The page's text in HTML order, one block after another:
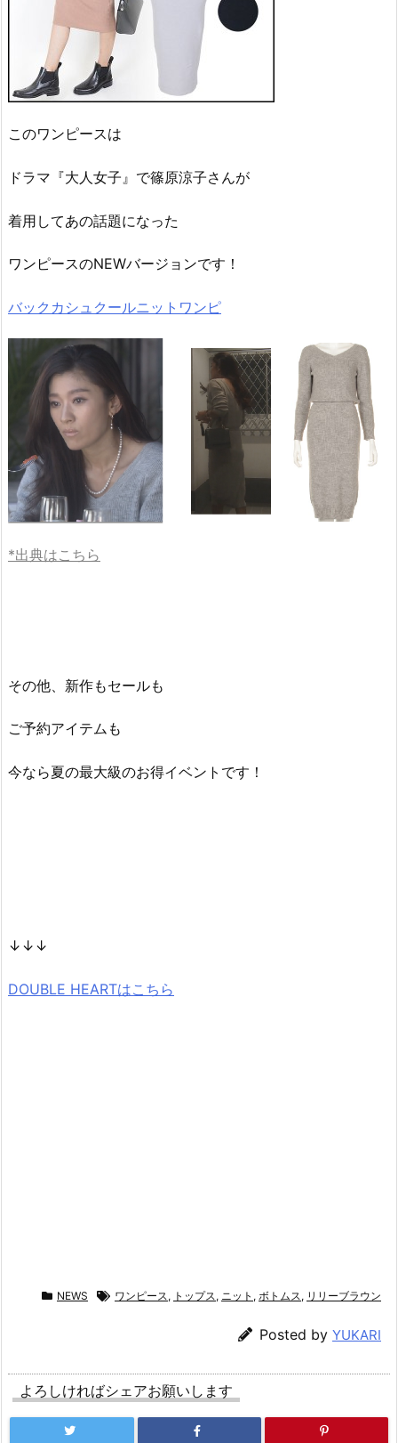
このワンピースは
ドラマ『大人女子』で篠原涼子さんが
着用してあの話題になった
ワンピースのNEWバージョンです！
バックカシュクールニットワンピ
*出典はこちら
その他、新作もセールも
ご予約アイテムも
今なら夏の最大級のお得イベントです！
↓↓↓
DOUBLE HEARTはこちら
NEWS ワンピース , トップス , ニット , ボトムス , リリーブラウン
Posted by YUKARI
よろしければシェアお願いします